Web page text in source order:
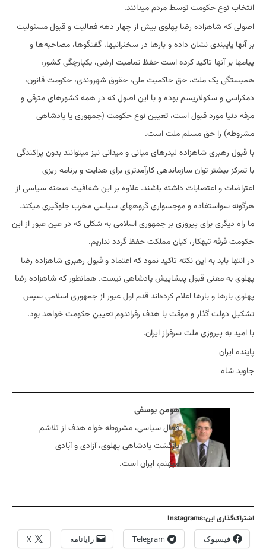
انتخاب نوع حکومت توسط مردم میدانند.
اصولی که شاهزاده رضا پهلوی بیش از چهار دهه فعالیت و قبول مسئولیت
بر آنها پایبندی نشان داده و بارها در سخنرانیها، گفتگوها، مصاحبه‌ها و
پیامها بر آنها تاکید کرده است حفظ تمامیت ارضی، یکپارچگی کشور،
همبستگی یک ملت، حق حاکمیت ملی، حقوق شهروندی، حکومت قانون،
دمکراسی و سکولاریسم بوده و با این اصول که در همه کشورهای مترقی و
مرفه دنیا مورد قبول است، تعیین نوع حکومت (جمهوری یا پادشاهی
مشروطه) را حق مسلم ملت است.
با قبول رهبری شاهزاده لیدرهای میانی و میدانی نیز میتوانند بدون پراکندگی
با تمرکز بیشتر توان سازماندهی کارآمدتری برای هدایت و برنامه ریزی
اعتراضات و اعتصابات داشته باشند. علاوه بر این شفافیت صحنه سیاسی از
هرگونه سواستفاده و موجسواری گروههای سیاسی مخرب جلوگیری میکند.
ما راه دیگری برای پیروزی بر جمهوری اسلامی به شکلی که در عین عبور از این
حکومت فرقه تبهکار، کیان مملکت حفظ گردد نداریم.
در انتها باید به این نکته تاکید نمود که اعتماد و قبول رهبری شاهزاده رضا
پهلوی به معنی قبول پیشاپیش پادشاهی نیست. همانطور که شاهزاده رضا
پهلوی بارها و بارها اعلام کرده‌اند قدم اول عبور از جمهوری اسلامی سپس
تشکیل دولت گذار و موقت با هدف رفراندوم تعیین حکومت خواهد بود.
با امید به پیروزی ملت سرفراز ایران.
پاینده ایران
جاوید شاه
هومن یوسفی
فعال سیاسی، مشروطه خواه هدف از تلاشم
بازگشت پادشاهی پهلوی، آزادی و آبادی
میهنم، ایران است.
اشتراک‌گذاری این:Instagrams
فیسبوک
Telegram رایانامه X